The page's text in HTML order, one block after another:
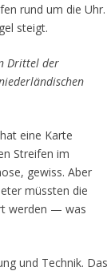
rund um die Uhr.
steigt.
Drittel der
eine Karte
Streifen im
gewiss. Aber
müssten die
werden — was
und Technik. Das